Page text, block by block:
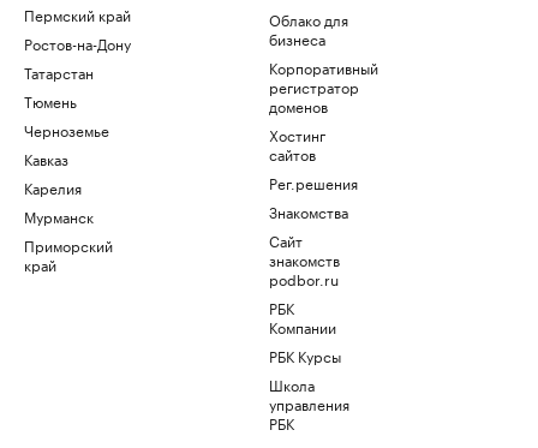
Пермский край
Ростов-на-Дону
Татарстан
Тюмень
Черноземье
Кавказ
Карелия
Мурманск
Приморский
край
Облако для
бизнеса
Корпоративный
регистратор
доменов
Хостинг
сайтов
Рег.решения
Знакомства
Сайт
знакомств
podbor.ru
РБК
Компании
РБК Курсы
Школа
управления
РБК